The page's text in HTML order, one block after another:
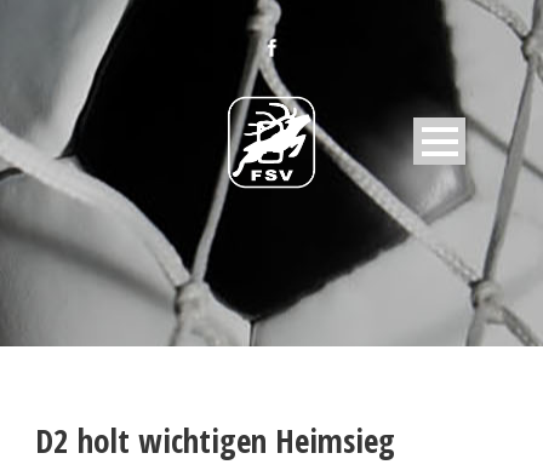
D2 holt wichtigen Heimsieg